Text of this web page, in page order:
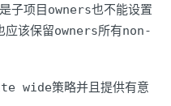
子项目 owners也不能设置
应该保留owners所有non-
wide策略并且提供有意